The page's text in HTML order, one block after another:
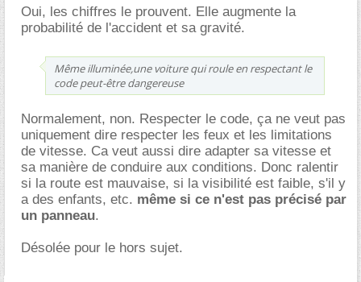
Oui, les chiffres le prouvent. Elle augmente la
probabilité de l'accident et sa gravité.
Même illuminée,une voiture qui roule en respectant le
code peut-être dangereuse
Normalement, non. Respecter le code, ça ne veut pas
uniquement dire respecter les feux et les limitations
de vitesse. Ca veut aussi dire adapter sa vitesse et
sa manière de conduire aux conditions. Donc ralentir
si la route est mauvaise, si la visibilité est faible, s'il y
a des enfants, etc. même si ce n'est pas précisé par
un panneau.
Désolée pour le hors sujet.